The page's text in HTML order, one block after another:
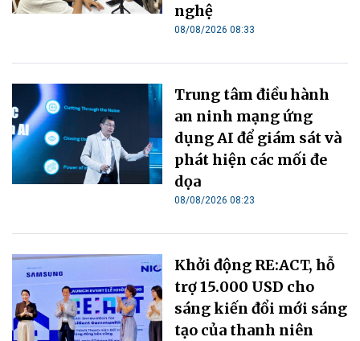
nghệ
08/08/2026 08:33
Trung tâm điều hành
an ninh mạng ứng
dụng AI để giám sát và
phát hiện các mối đe
dọa
08/08/2026 08:23
Khởi động RE:ACT, hỗ
trợ 15.000 USD cho
sáng kiến đổi mới sáng
tạo của thanh niên